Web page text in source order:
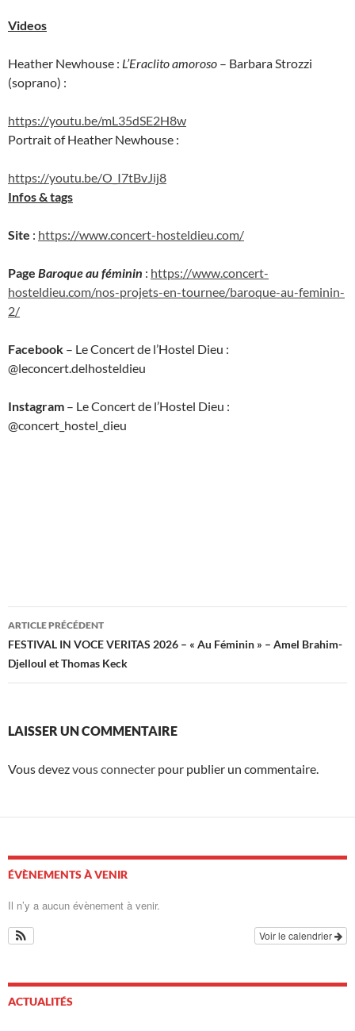
Videos
Heather Newhouse : L’Eraclito amoroso – Barbara Strozzi
(soprano) :
https://youtu.be/mL35dSE2H8w
Portrait of Heather Newhouse :
https://youtu.be/O_I7tBvJij8
Infos & tags
Site : https://www.concert-hosteldieu.com/
Page Baroque au féminin : https://www.concert-
hosteldieu.com/nos-projets-en-tournee/baroque-au-feminin-
2/
Facebook – Le Concert de l’Hostel Dieu :
@leconcert.delhosteldieu
Instagram – Le Concert de l’Hostel Dieu :
@concert_hostel_dieu
Navigation
des
articles
ARTICLE PRÉCÉDENT
FESTIVAL IN VOCE VERITAS 2026 – « Au Féminin » – Amel Brahim-
Djelloul et Thomas Keck
LAISSER UN COMMENTAIRE
Vous devezvous connecter pour publier un commentaire.
ÉVÈNEMENTS À VENIR
Il n’y a aucun évènement à venir.
Voir le calendrier
ACTUALITÉS